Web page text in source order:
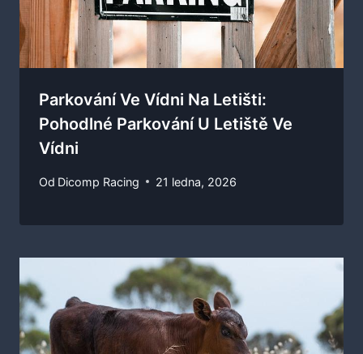
Parkování Ve Vídni Na Letišti:
Pohodlné Parkování U Letiště Ve
Vídni
Od Dicomp Racing 21 ledna, 2026